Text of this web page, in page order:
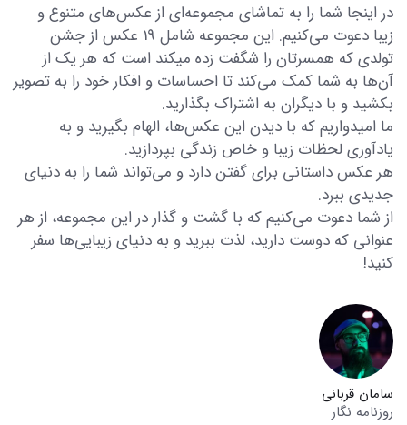
در اینجا شما را به تماشای مجموعه‌ای از عکس‌های متنوع و
زیبا دعوت می‌کنیم. این مجموعه شامل 19 عکس از جشن
تولدی که همسرتان را شگفت زده میکند است که هر یک از
آن‌ها به شما کمک می‌کند تا احساسات و افکار خود را به تصویر
بکشید و با دیگران به اشتراک بگذارید.
ما امیدواریم که با دیدن این عکس‌ها، الهام بگیرید و به
یادآوری لحظات زیبا و خاص زندگی بپردازید.
هر عکس داستانی برای گفتن دارد و می‌تواند شما را به دنیای
جدیدی ببرد.
از شما دعوت می‌کنیم که با گشت و گذار در این مجموعه، از هر
عنوانی که دوست دارید، لذت ببرید و به دنیای زیبایی‌ها سفر
کنید!
سامان قربانی
روزنامه نگار